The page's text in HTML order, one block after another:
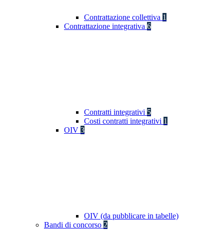
Contrattazione collettiva 1
Contrattazione integrativa 6
Contratti integrativi 5
Costi contratti integrativi 1
OIV 3
OIV (da pubblicare in tabelle)
Bandi di concorso 2